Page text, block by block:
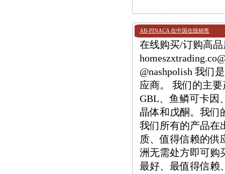
AB-PINACA 在中国在线销售
在线购买/订购高品
@nashpolish 我们
应商。 我们的主要
GBL、鱼鳞可卡因
晶体和戊酮。我们
我们所有的产品在
质、值得信赖的
洲无需处方即可购
最好、最值得信赖